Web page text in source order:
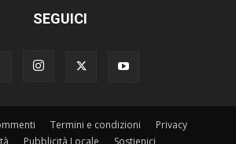
SEGUICI
Termini e condizioni
Privacy
Pubblicità Locale Sostienici